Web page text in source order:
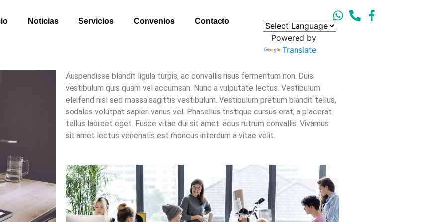
Noticias Servicios Convenios Contacto
Powered by
Translate
Auspendisse blandit ligula turpis, ac convallis risus fermentum non. Duis
vestibulum quis quam vel accumsan. Nunc a vulputate lectus. Vestibulum
eleifend nisl sed massa sagittis vestibulum. Vestibulum pretium blandit tellus,
sodales volutpat sapien varius vel. Phasellus tristique cursus erat, a placerat
tellus laoreet eget. Fusce vitae dui sit amet lacus rutrum convallis. Vivamus
sit amet lectus venenatis est rhoncus interdum a vitae velit.